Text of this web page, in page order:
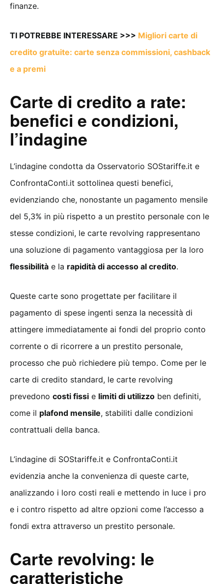
finanze.
TI POTREBBE INTERESSARE >>> Migliori carte di
credito gratuite: carte senza commissioni, cashback
e a premi
Carte di credito a rate:
benefici e condizioni,
l’indagine
L’indagine condotta da Osservatorio SOStariffe.it e
ConfrontaConti.it sottolinea questi benefici,
evidenziando che, nonostante un pagamento mensile
del 5,3% in più rispetto a un prestito personale con le
stesse condizioni, le carte revolving rappresentano
una soluzione di pagamento vantaggiosa per la loro
flessibilità e la rapidità di accesso al credito.
Queste carte sono progettate per facilitare il
pagamento di spese ingenti senza la necessità di
attingere immediatamente ai fondi del proprio conto
corrente o di ricorrere a un prestito personale,
processo che può richiedere più tempo. Come per le
carte di credito standard, le carte revolving
prevedono costi fissi e limiti di utilizzo ben definiti,
come il plafond mensile, stabiliti dalle condizioni
contrattuali della banca.
L’indagine di SOStariffe.it e ConfrontaConti.it
evidenzia anche la convenienza di queste carte,
analizzando i loro costi reali e mettendo in luce i pro
e i contro rispetto ad altre opzioni come l’accesso a
fondi extra attraverso un prestito personale.
Carte revolving: le
caratteristiche